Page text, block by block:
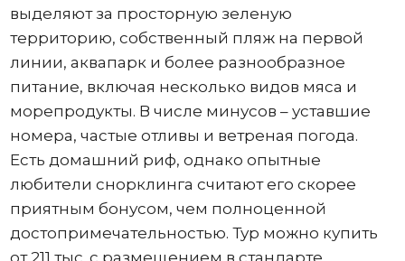
выделяют за просторную зеленую
территорию, собственный пляж на первой
линии, аквапарк и более разнообразное
питание, включая несколько видов мяса и
морепродукты. В числе минусов – уставшие
номера, частые отливы и ветреная погода.
Есть домашний риф, однако опытные
любители снорклинга считают его скорее
приятным бонусом, чем полноценной
достопримечательностью. Тур можно купить